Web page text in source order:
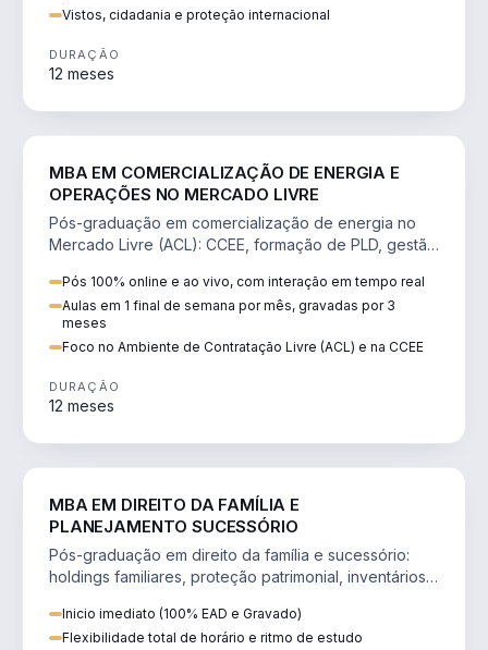
Vistos, cidadania e proteção internacional
DURAÇÃO
12 meses
MBA EM COMERCIALIZAÇÃO DE ENERGIA E
OPERAÇÕES NO MERCADO LIVRE
Pós-graduação em comercialização de energia no
Mercado Livre (ACL): CCEE, formação de PLD, gestão
Pós 100% online e ao vivo, com interação em tempo real
Aulas em 1 final de semana por mês, gravadas por 3
meses
Foco no Ambiente de Contratação Livre (ACL) e na CCEE
DURAÇÃO
12 meses
MBA EM DIREITO DA FAMÍLIA E
PLANEJAMENTO SUCESSÓRIO
Pós-graduação em direito da família e sucessório:
holdings familiares, proteção patrimonial, inventários
Inicio imediato (100% EAD e Gravado)
Flexibilidade total de horário e ritmo de estudo